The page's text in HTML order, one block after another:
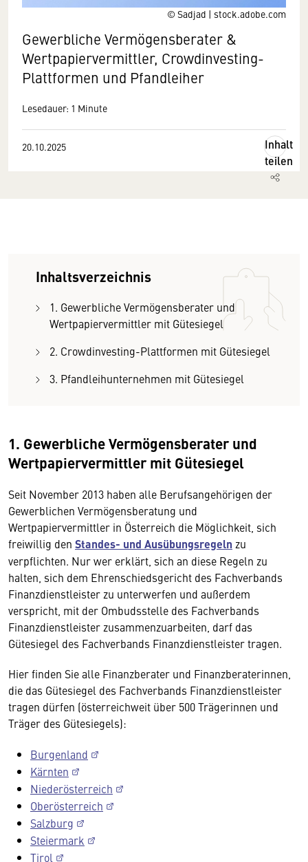
© Sadjad | stock.adobe.com
Gewerbliche Vermögensberater &
Wertpapiervermittler, Crowdinvesting-
Plattformen und Pfandleiher
Lesedauer: 1 Minute
20.10.2025
Inhalt
teilen
Inhaltsverzeichnis
1. Gewerbliche Vermögensberater und
Wertpapiervermittler mit Gütesiegel
2. Crowdinvesting-Plattformen mit Gütesiegel
3. Pfandleihunternehmen mit Gütesiegel
1. Gewerbliche Vermögensberater und
Wertpapiervermittler mit Gütesiegel
Seit November 2013 haben alle Berufsangehörigen der
Gewerblichen Vermögensberatung und
Wertpapiervermittler in Österreich die Möglichkeit, sich
freiwillig den Standes- und Ausübungsregeln zu
verpflichten. Nur wer erklärt, sich an diese Regeln zu
halten, sich dem Ehrenschiedsgericht des Fachverbands
Finanzdienstleister zu unterwerfen und außerdem
verspricht, mit der Ombudsstelle des Fachverbands
Finanzdienstleister zusammenzuarbeiten, darf das
Gütesiegel des Fachverbands Finanzdienstleister tragen.
Hier finden Sie alle Finanzberater und Finanzberaterinnen,
die das Gütesiegel des Fachverbands Finanzdienstleister
tragen dürfen (österreichweit über 500 Trägerinnen und
Träger des Gütesiegels):
Burgenland
Kärnten
Niederösterreich
Oberösterreich
Salzburg
Steiermark
Tirol